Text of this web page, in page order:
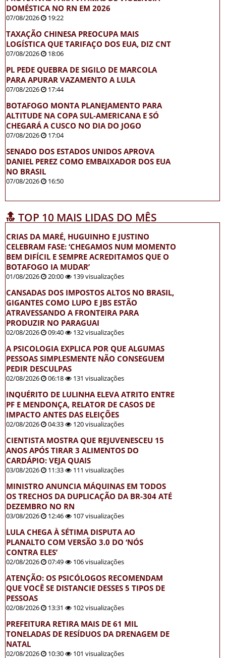
DOMÉSTICA NO RN EM 2026
07/08/2026 19:22
TAXAÇÃO CHINESA PREOCUPA MAIS
LOGÍSTICA QUE TARIFAÇO DOS EUA, DIZ CNT
07/08/2026 18:06
PL PEDE QUEBRA DE SIGILO DE MARCOLA
PARA APURAR VAZAMENTO A LULA
07/08/2026 17:44
BOTAFOGO MONTA PLANEJAMENTO PARA
ALTITUDE NA COPA SUL-AMERICANA E SÓ
CHEGARÁ A CUSCO NO DIA DO JOGO
07/08/2026 17:04
SENADO DOS ESTADOS UNIDOS APROVA
DANIEL PEREZ COMO EMBAIXADOR DOS EUA
NO BRASIL
07/08/2026 16:50
🔝 TOP 10 MAIS LIDAS DO MÊS
CRIAS DA MARÉ, HUGUINHO E JUSTINO
CELEBRAM FASE: ‘CHEGAMOS NUM MOMENTO
BEM DIFÍCIL E SEMPRE ACREDITAMOS QUE O
BOTAFOGO IA MUDAR’
01/08/2026 20:00 139 visualizações
CANSADAS DOS IMPOSTOS ALTOS NO BRASIL,
GIGANTES COMO LUPO E JBS ESTÃO
ATRAVESSANDO A FRONTEIRA PARA
PRODUZIR NO PARAGUAI
02/08/2026 09:40 132 visualizações
A PSICOLOGIA EXPLICA POR QUE ALGUMAS
PESSOAS SIMPLESMENTE NÃO CONSEGUEM
PEDIR DESCULPAS
02/08/2026 06:18 131 visualizações
INQUÉRITO DE LULINHA ELEVA ATRITO ENTRE
PF E MENDONÇA, RELATOR DE CASOS DE
IMPACTO ANTES DAS ELEIÇÕES
02/08/2026 04:33 120 visualizações
CIENTISTA MOSTRA QUE REJUVENESCEU 15
ANOS APÓS TIRAR 3 ALIMENTOS DO
CARDÁPIO: VEJA QUAIS
03/08/2026 11:33 111 visualizações
MINISTRO ANUNCIA MÁQUINAS EM TODOS
OS TRECHOS DA DUPLICAÇÃO DA BR-304 ATÉ
DEZEMBRO NO RN
03/08/2026 12:46 107 visualizações
LULA CHEGA À SÉTIMA DISPUTA AO
PLANALTO COM VERSÃO 3.0 DO ‘NÓS
CONTRA ELES’
02/08/2026 07:49 106 visualizações
ATENÇÃO: OS PSICÓLOGOS RECOMENDAM
QUE VOCÊ SE DISTANCIE DESSES 5 TIPOS DE
PESSOAS
02/08/2026 13:31 102 visualizações
PREFEITURA RETIRA MAIS DE 61 MIL
TONELADAS DE RESÍDUOS DA DRENAGEM DE
NATAL
02/08/2026 10:30 101 visualizações